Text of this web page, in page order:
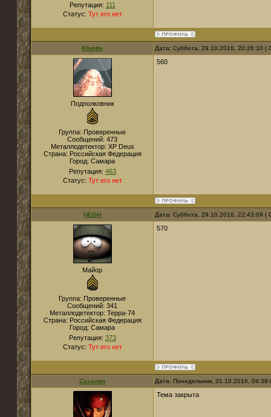
Репутация: 111
Статус: Тут его нет
KbuHto Дата: Суббота, 29.10.2016, 20:26:10
Подполковник
Группа: Проверенные
Сообщений: 473
Металлодетектор: XP Deus
Страна: Российская Федерация
Город: Самара
Репутация: 463
Статус: Тут его нет
560
НЕОН Дата: Суббота, 29.10.2016, 22:43:09
Майор
Группа: Проверенные
Сообщений: 341
Металлодетектор: Терра-74
Страна: Российская Федерация
Город: Самара
Репутация: 373
Статус: Тут его нет
570
Сахалин Дата: Понедельник, 31.10.2016,
Тема закрыта